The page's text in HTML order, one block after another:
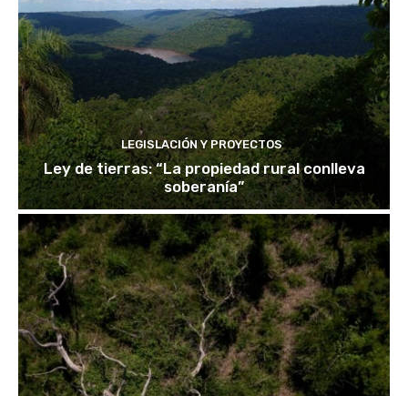
LEGISLACIÓN Y PROYECTOS
Ley de tierras: “La propiedad rural conlleva
soberanía”